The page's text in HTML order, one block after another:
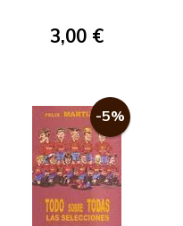
3,00 €
-5%